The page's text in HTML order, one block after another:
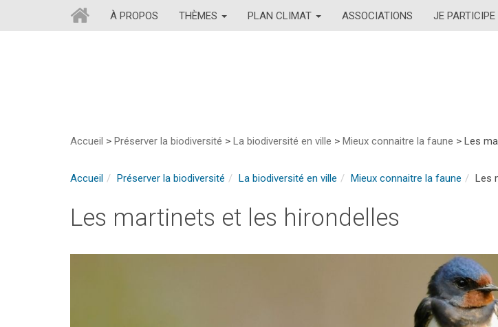
À PROPOS THÈMES PLAN CLIMAT ASSOCIATIONS JE PARTICIPE
Accueil > Préserver la biodiversité > La biodiversité en ville > Mieux connaitre la faune > Les
Accueil Préserver la biodiversité La biodiversité en ville Mieux connaitre la faune Les
Les martinets et les hirondelles